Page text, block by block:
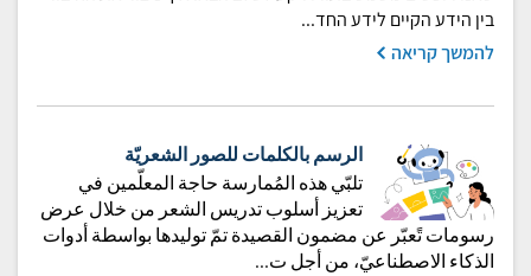
בין הידע הקיים לידע החד...
להמשך קריאה
الرسم بالكلمات للصور الشعريّة
تلبّي هذه المُمارسة حاجة المعلّمين في
تعزيز أسلوب تدريس الشعر من خلال عرض
رسومات تًعبّر عن مضمون القصيدة تمّ توليدها بواسطة أدوات
الذكاء الاصطناعيّ، من أجل ت...